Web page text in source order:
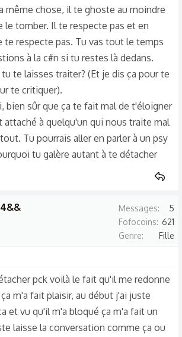
répondre PCK il allait me bloque il m'a
J'ai dit comme tu veux puisque tu as
ça et donc j'ai plus répondu et il m'a
insta.
parle et me bloque à la fin.
et aimé le fait qu'il me
mais c'est comme si j'ai été
je ne sais pas si je tenais quand même
recontacte après 6 ans alors qu'en vrai
chose). Ça doit être juste pck je lui ai
voulait, mais comme d'hab moi je dis pk
fait encore plus mal qu'en BTS alors
je l'avais oublié (même si ça m'avait
me submerge...
vos avis ? Un mec comme ça vous
même chose, il te ghoste au moindre
le tomber. Il te respecte pas et en
te respecte pas. Tu vas tout le temps
à la c#n si tu restes là dedans.
te laisses traiter? (Et je dis ça pour te
te critiquer).
bien sûr que ça te fait mal de t'éloigner
attaché à quelqu'un qui nous traite mal
Tu pourrais aller en parler à un psy
tu galère autant à te détacher
Messages
5
Fofocoins 621
Genre
Fille
pck voilà le fait qu'il me redonne
m'a fait plaisir, au début j'ai juste
et vu qu'il m'a bloqué ça m'a fait un
laisse la conversation comme ça ou